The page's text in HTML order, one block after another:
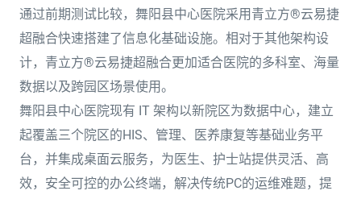
通过前期测试比较，舞阳县中心医院采用青立方®云易捷
超融合快速搭建了信息化基础设施。相对于其他架构设
计，青立方®云易捷超融合更加适合医院的多科室、海量
数据以及跨园区场景使用。
舞阳县中心医院现有 IT 架构以新院区为数据中心，建立
起覆盖三个院区的HIS、管理、医养康复等基础业务平
台，并集成桌面云服务，为医生、护士站提供灵活、高
效，安全可控的办公终端，解决传统PC的运维难题，提